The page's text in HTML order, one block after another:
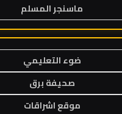
ماسنجر المسلم
ضوء التعليمي
صحيفة برق
موقع اشراقات